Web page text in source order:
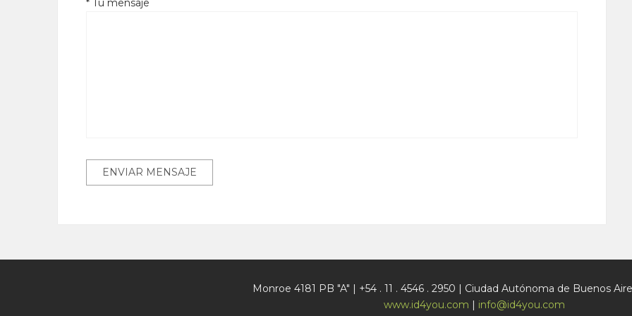
* Tu mensaje
Monroe 4181 PB "A" | +54 . 11 . 4546 . 2950 | Ciudad Autónoma de Buenos
www.id4you.com | info@id4you.com